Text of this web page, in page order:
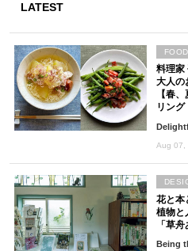
LATEST
料理家
大人の
【春
リング
Aug 07,
FOOD
花と
植物と
「草
Being